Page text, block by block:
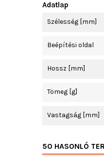
Adatlap
Szélesség [mm]
Beépítési oldal
Hossz [mm]
Tömeg [g]
Vastagság [mm]
50 HASONLÓ